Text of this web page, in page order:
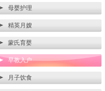
母婴护理
精英月嫂
蒙氏育婴
早教入户
月子饮食